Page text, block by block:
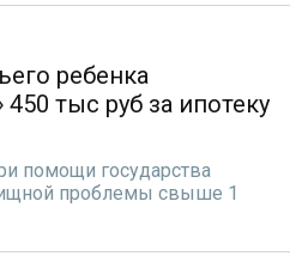
ребенка
450 тыс руб за ипотеку
помощи государства
проблемы свыше 1